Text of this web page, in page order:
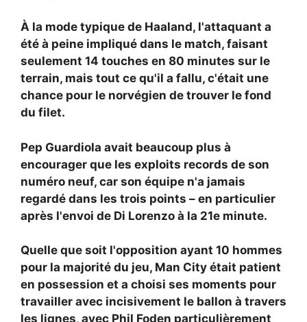
À la mode typique de Haaland, l'attaquant a
été à peine impliqué dans le match, faisant
seulement 14 touches en 80 minutes sur le
terrain, mais tout ce qu'il a fallu, c'était une
chance pour le norvégien de trouver le fond
du filet.
Pep Guardiola avait beaucoup plus à
encourager que les exploits records de son
numéro neuf, car son équipe n'a jamais
regardé dans les trois points – en particulier
après l'envoi de Di Lorenzo à la 21e minute.
Quelle que soit l'opposition ayant 10 hommes
pour la majorité du jeu, Man City était patient
en possession et a choisi ses moments pour
travailler avec incisivement le ballon à travers
les lignes, avec Phil Foden particulièrement